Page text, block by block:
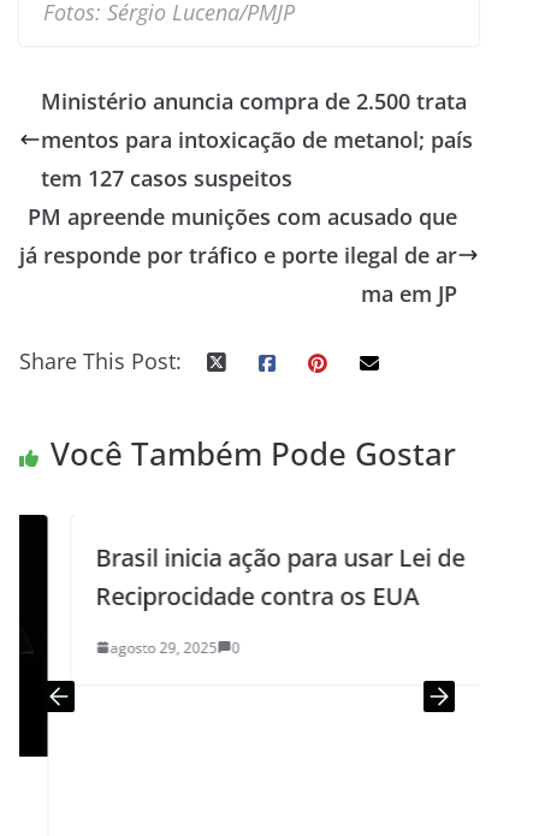
Fotos: Sérgio Lucena/PMJP
Ministério anuncia compra de 2.500 trata
mentos para intoxicação de metanol; país
tem 127 casos suspeitos
PM apreende munições com acusado que
já responde por tráfico e porte ilegal de ar
ma em JP
Share This Post:
Você Também Pode Gostar
Brasil inicia ação para usar Lei de
Reciprocidade contra os EUA
agosto 29, 2025 0